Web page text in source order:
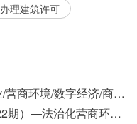
办理建筑许可
03月14日国脉政务播报（民营企业/营商环境/数字经济/商事制度改革）
国脉智库《营商环境周刊》（第122期）—法治化营商环境视域下我国行政执法公示制度浅析